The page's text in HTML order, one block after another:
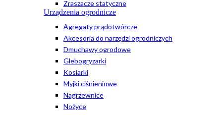
Zraszacze statyczne
Urządzenia ogrodnicze
Agregaty prądotwórcze
Akcesoria do narzędzi ogrodniczych
Dmuchawy ogrodowe
Glebogryzarki
Kosiarki
Myjki ciśnieniowe
Nagrzewnice
Nożyce